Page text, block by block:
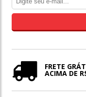
FRETE
ACIMA DE